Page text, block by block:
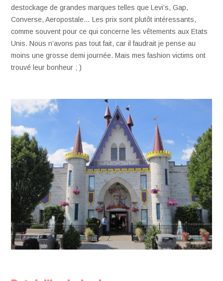
destockage de grandes marques telles que Levi’s, Gap,
Converse, Aeropostale… Les prix sont plutôt intéressants,
comme souvent pour ce qui concerne les vêtements aux Etats
Unis. Nous n’avons pas tout fait, car il faudrait je pense au
moins une grosse demi journée. Mais mes fashion victims ont
trouvé leur bonheur ; )